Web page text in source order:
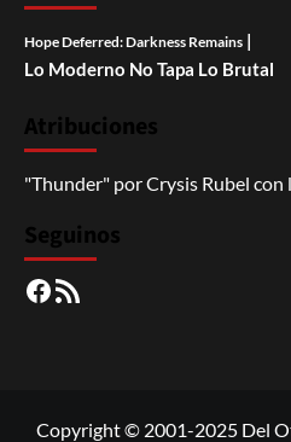
Hope Deferred: Darkness Remains |
Lo Moderno No Tapa Lo Brutal
Atribuciones
"Thunder" porCrysis Rubel con
Seguinos
Facebook
RSS
Copyright © 2001-2025 Del